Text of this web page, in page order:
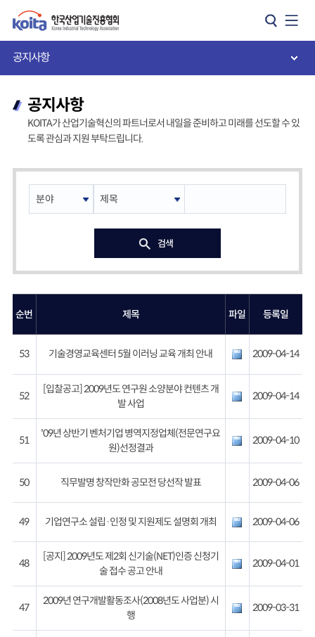
공지사항
공지사항
KOITA가 산업기술혁신의 파트너로서 내일을 준비하고 미래를 선도할 수 있
도록 관심과 지원 부탁드립니다.
검색
순번 제목 파일 등록일
53 기술경영교육센터 5월 이러닝 교육 개최 안내 2009-04-14
52
[입찰공고] 2009년도 연구원 소양분야 컨텐츠 개
발 사업
2009-04-14
51
'09년 상반기 벤처기업 병역지정업체(전문연구요
원)선정결과
2009-04-10
50 직무발명 창작만화 공모전 당선작 발표 2009-04-06
49 기업연구소 설립·인정 및 지원제도 설명회 개최 2009-04-06
48
[공지] 2009년도 제2회 신기술(NET)인증 신청기
술 접수 공고 안내
2009-04-01
47
2009년 연구개발활동조사(2008년도 사업분) 시
행
2009-03-31